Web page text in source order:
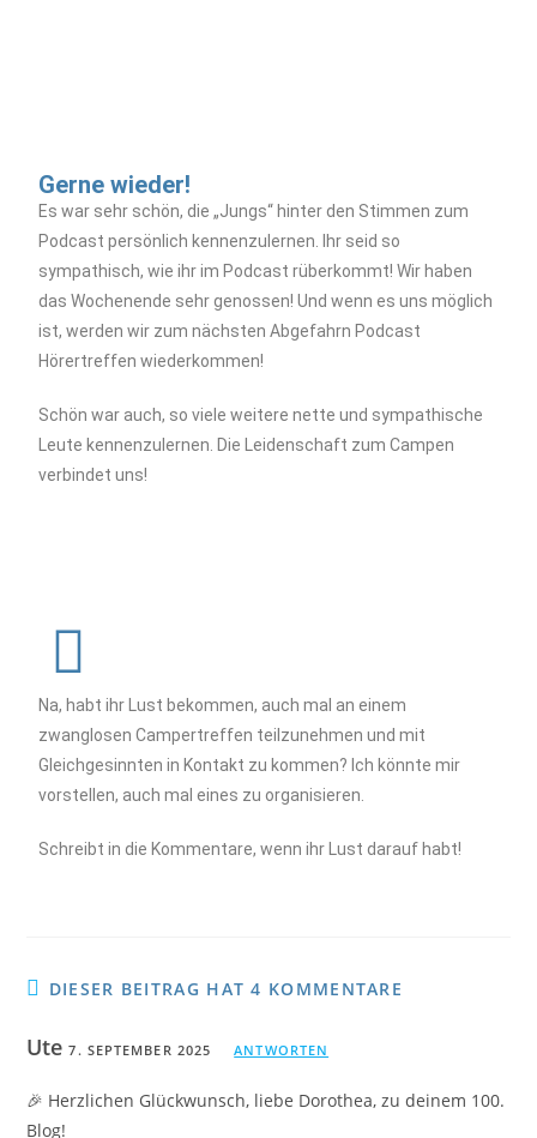
Gerne wieder!
Es war sehr schön, die „Jungs“ hinter den Stimmen zum
Podcast persönlich kennenzulernen. Ihr seid so
sympathisch, wie ihr im Podcast rüberkommt! Wir haben
das Wochenende sehr genossen! Und wenn es uns möglich
ist, werden wir zum nächsten Abgefahrn Podcast
Hörertreffen wiederkommen!
Schön war auch, so viele weitere nette und sympathische
Leute kennenzulernen. Die Leidenschaft zum Campen
verbindet uns!
Na, habt ihr Lust bekommen, auch mal an einem
zwanglosen Campertreffen teilzunehmen und mit
Gleichgesinnten in Kontakt zu kommen? Ich könnte mir
vorstellen, auch mal eines zu organisieren.
Schreibt in die Kommentare, wenn ihr Lust darauf habt!
DIESER BEITRAG HAT 4 KOMMENTARE
Ute7. SEPTEMBER 2025 ANTWORTEN
🎉 Herzlichen Glückwunsch, liebe Dorothea, zu deinem 100.
Blog!